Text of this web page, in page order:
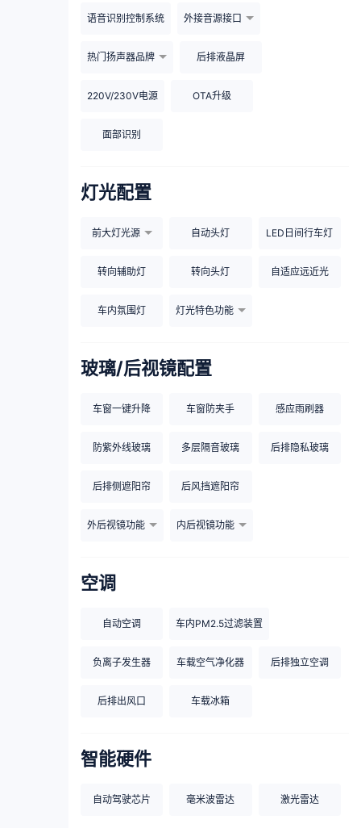
语音识别控制系统 外接音源接口
热门扬声器品牌 后排液晶屏
220V/230V电源 OTA升级
面部识别
灯光配置
前大灯光源 自动头灯 LED日间行车灯
转向辅助灯 转向头灯 自适应远近光
车内氛围灯 灯光特色功能
玻璃/后视镜配置
车窗一键升降 车窗防夹手 感应雨刷器
防紫外线玻璃 多层隔音玻璃 后排隐私玻璃
后排侧遮阳帘 后风挡遮阳帘
外后视镜功能 内后视镜功能
空调
自动空调 车内PM2.5过滤装置
负离子发生器 车载空气净化器 后排独立空调
后排出风口 车载冰箱
智能硬件
自动驾驶芯片 毫米波雷达 激光雷达